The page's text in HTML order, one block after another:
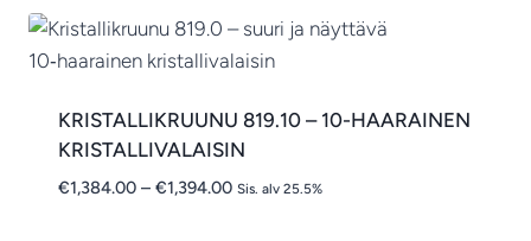
KRISTALLIKRUUNU 819.10 – 10-HAARAINEN
KRISTALLIVALAISIN
€1,384.00 – €1,394.00Hintaluokka:
Sis. alv 25.5%